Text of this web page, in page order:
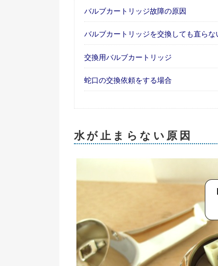
バルブカートリッジ故障の原因
バルブカートリッジを交換しても直らな
交換用バルブカートリッジ
蛇口の交換依頼をする場合
水が止まらない原因